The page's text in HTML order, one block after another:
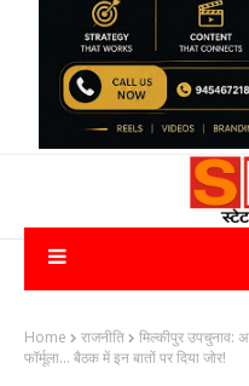
Home राजनीति
मिल्कीपुर उपचुनाव:
फॉर्मूला... बैठक में इन बातों पर दिया जोर!